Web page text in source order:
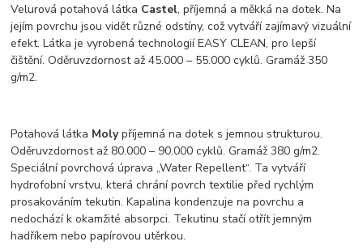
Velurová potahová látka Castel, příjemná a měkká na dotek. Na
jejím povrchu jsou vidět různé odstíny, což vytváří zajímavý vizuální
efekt. Látka je vyrobená technologií EASY CLEAN, pro lepší
čištění. Oděruvzdornost až 45.000 – 55.000 cyklů. Gramáž 350
g/m2.
Potahová látka Molypříjemná na dotek s jemnou strukturou.
Oděruvzdornost až 80.000 – 90.000 cyklů. Gramáž 380 g/m2.
Speciální povrchová úprava „Water Repellent“. Ta vytváří
hydrofobní vrstvu, která chrání povrch textilie před rychlým
prosakováním tekutin. Kapalina kondenzuje na povrchu a
nedochází k okamžité absorpci. Tekutinu stačí otřít jemným
hadříkem nebo papírovou utěrkou.